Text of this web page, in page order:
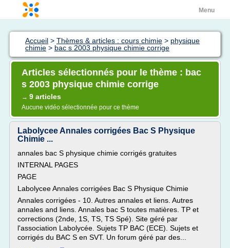
Menu
Accueil > Thèmes & articles : cours chimie > physique
chimie > bac s 2003 physique chimie corrige
Articles sélectionnés pour le thème : bac
s 2003 physique chimie corrige
→ 9 articles
Aucune vidéo sélectionnée pour ce thème
Labolycee Annales corrigées Bac S Physique
Chimie ...
annales bac S physique chimie corrigés gratuites
INTERNAL PAGES
PAGE
Labolycee Annales corrigées Bac S Physique Chimie
Annales corrigées - 10. Autres annales et liens. Autres
annales and liens. Annales bac S toutes matières. TP et
corrections (2nde, 1S, TS, TS Spé). Site géré par
l'association Labolycée. Sujets TP BAC (ECE). Sujets et
corrigés du BAC S en SVT. Un forum géré par des...